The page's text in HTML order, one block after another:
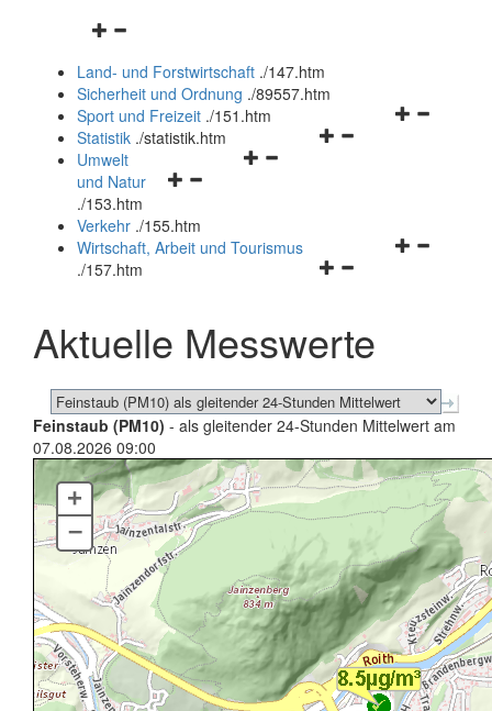
Navigationsmenü
und
schließen
Land- und Forstwirtschaft ./147.htm
Sicherheit und Ordnung ./89557.htm
Navigationsmenü
Sport und Freizeit ./151.htm
Navigationsmenü
Statistik ./statistik.htm
Navigationsmenü
und
schließen
Umwelt
und Natur
./153.htm
Verkehr ./155.htm
Navigationsmenü
schließen
Wirtschaft, Arbeit und Tourismus
./157.htm
Aktuelle Messwerte
Feinstaub (PM10) - als gleitender 24-Stunden Mittelwert am
07.08.2026 09:00
+
–